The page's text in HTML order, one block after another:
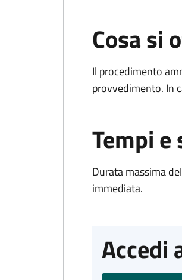
Cosa si
Il procedimento
provvedimento. In
Tempi e
Durata massima
immediata.
Accedi